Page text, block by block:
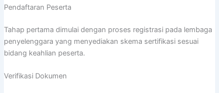
Pendaftaran Peserta
Tahap pertama dimulai dengan proses registrasi pada lembaga
penyelenggara yang menyediakan skema sertifikasi sesuai
bidang keahlian peserta.
Verifikasi Dokumen